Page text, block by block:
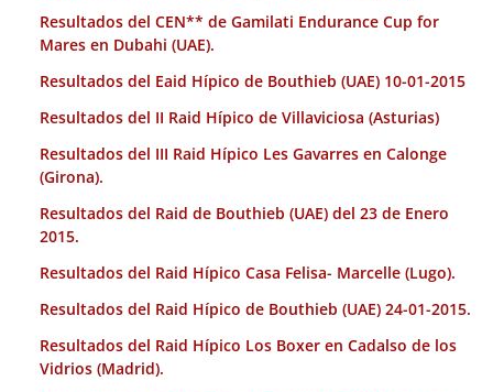
Resultados del CEN** de Gamilati Endurance Cup for
Mares en Dubahi (UAE).
Resultados del Eaid Hípico de Bouthieb (UAE) 10-01-2015
Resultados del II Raid Hípico de Villaviciosa (Asturias)
Resultados del III Raid Hípico Les Gavarres en Calonge
(Girona).
Resultados del Raid de Bouthieb (UAE) del 23 de Enero
2015.
Resultados del Raid Hípico Casa Felisa- Marcelle (Lugo).
Resultados del Raid Hípico de Bouthieb (UAE) 24-01-2015.
Resultados del Raid Hípico Los Boxer en Cadalso de los
Vidrios (Madrid).